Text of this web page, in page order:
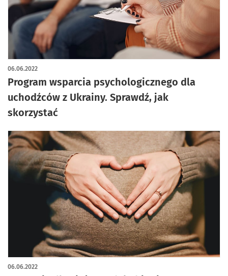
Program wsparcia psychologicznego dla
uchodźców z Ukrainy. Sprawdź, jak
skorzystać
06.06.2022
06.06.2022